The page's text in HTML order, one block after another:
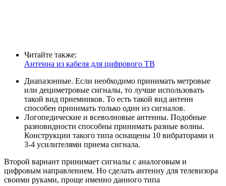
Читайте также:
Антенна из кабеля для цифрового ТВ
Диапазонные. Если необходимо принимать метровые
или дециметровые сигналы, то лучше использовать
такой вид приемников. То есть такой вид антенн
способен принимать только один из сигналов.
Логопедические и всеволновые антенны. Подобные
разновидности способны принимать разные волны.
Конструкции такого типа оснащены 10 вибраторами и
3-4 усилителями приема сигнала.
Второй вариант принимает сигналы с аналоговым и
цифровым направлением. Но сделать антенну для телевизора
своими руками, проще именно данного типа